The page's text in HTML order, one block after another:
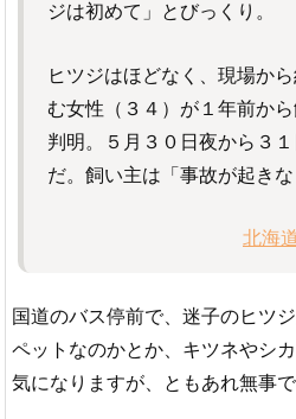
ジは初めて」とびっくり。
ヒツジはほどなく、現場か
む女性（３４）が１年前か
判明。５月３０日夜から３
だ。飼い主は「事故が起きな
北海
国道のバス停前で、迷子のヒツ
ペットなのかとか、キツネやシ
気になりますが、ともあれ無事で